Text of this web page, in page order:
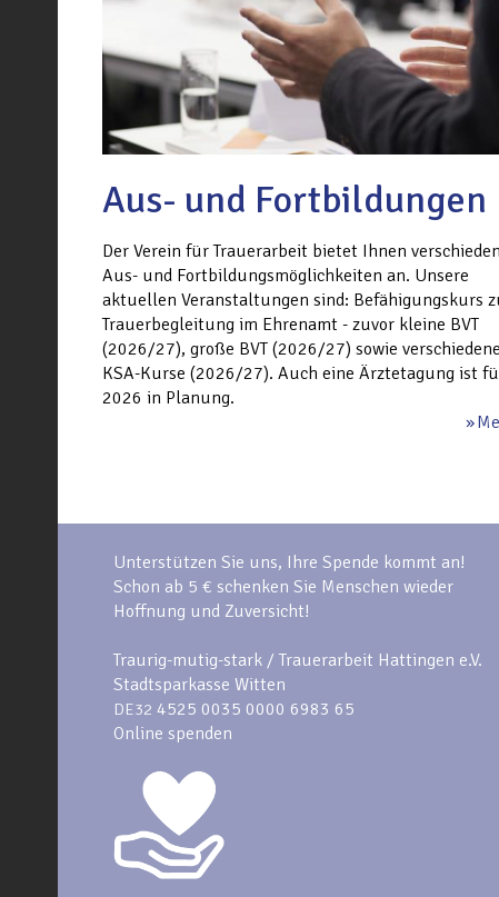
Aus- und Fortbildungen
Der Verein für Trauerarbeit bietet Ihnen
Aus- und Fortbildungsmöglichkeiten an. Unsere
aktuellen Veranstaltungen sind: Befähigungskurs
Trauerbegleitung im Ehrenamt - zuvor kleine BVT
(2026/27), große BVT (2026/27) sowie verschiedene
KSA-Kurse (2026/27). Auch eine Ärztetagung ist
2026 in Planung.
Unterstützen Sie uns, Ihre Spende kommt an!
Schon ab 5 € schenken Sie Menschen wieder
Hoffnung und Zuversicht!
Traurig-mutig-stark / Trauerarbeit Hattingen e.V.
Stadtsparkasse Witten
DE32 4525 0035 0000 6983 65
Online spenden